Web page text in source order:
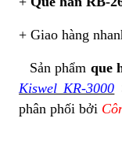
+ Giao hàng
Sản phẩm que
Kiswel KR-3000
phân phối bởi